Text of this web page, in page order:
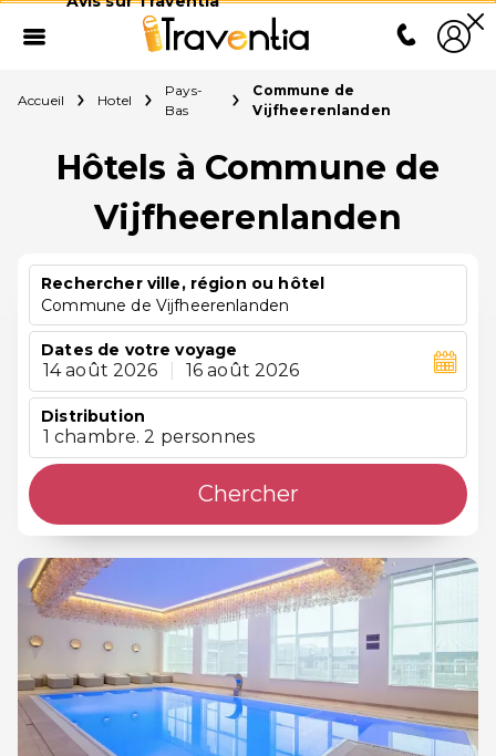
Accueil Hotel
Pays-
Bas
Commune de
Vijfheerenlanden
Hôtels à Commune de
Vijfheerenlanden
Rechercher ville, région ou hôtel
Commune de Vijfheerenlanden
Dates de votre voyage
14 août 2026 16 août 2026
Distribution
1 chambre. 2 personnes
Chercher